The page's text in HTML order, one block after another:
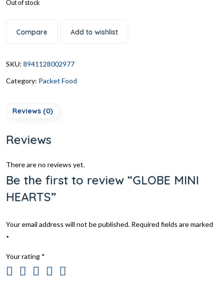
Out of stock
Compare Add to wishlist
SKU: 8941128002977
Category: Packet Food
Reviews (0)
Reviews
There are no reviews yet.
Be the first to review “GLOBE MINI
HEARTS”
Your email address will not be published. Required fields are marked
*
Your rating *